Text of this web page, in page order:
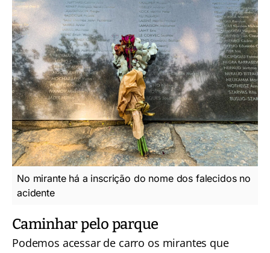
No mirante há a inscrição do nome dos falecidos no
acidente
Caminhar pelo parque
Podemos acessar de carro os mirantes que